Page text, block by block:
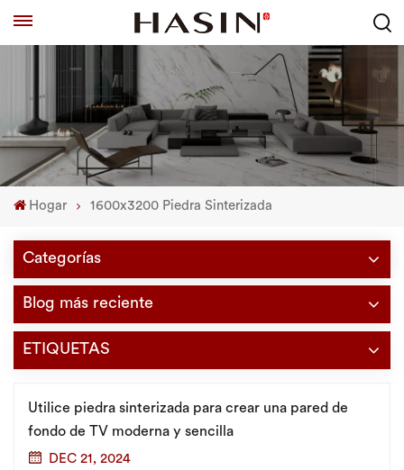
Hogar 1600x3200 Piedra Sinterizada
Categorías
Blog más reciente
ETIQUETAS
Utilice piedra sinterizada para crear una pared de
fondo de TV moderna y sencilla
DEC 21, 2024